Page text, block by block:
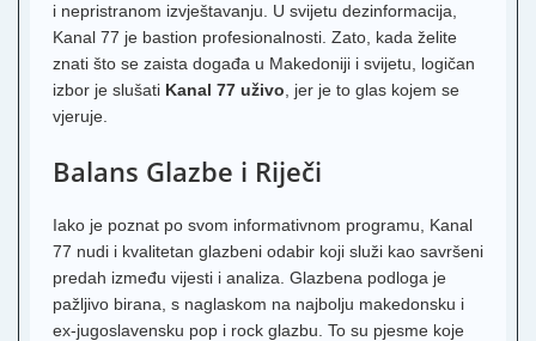
i nepristranom izvještavanju. U svijetu dezinformacija,
Kanal 77 je bastion profesionalnosti. Zato, kada želite
znati što se zaista događa u Makedoniji i svijetu, logičan
izbor je slušati Kanal 77 uživo , jer je to glas kojem se
vjeruje.
Balans Glazbe i Riječi
Iako je poznat po svom informativnom programu, Kanal
77 nudi i kvalitetan glazbeni odabir koji služi kao savršeni
predah između vijesti i analiza. Glazbena podloga je
pažljivo birana, s naglaskom na najbolju makedonsku i
ex-jugoslavensku pop i rock glazbu. To su pjesme koje